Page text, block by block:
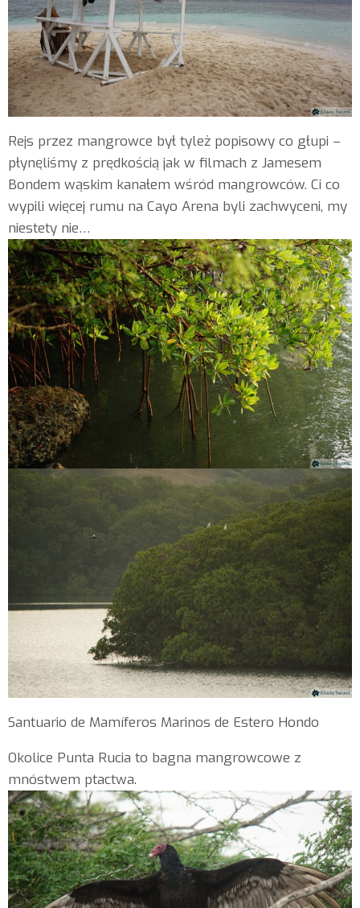
Rejs przez mangrowce był tyleż popisowy co głupi –
płynęliśmy z prędkością jak w filmach z Jamesem
Bondem wąskim kanałem wśród mangrowców. Ci co
wypili więcej rumu na Cayo Arena byli zachwyceni, my
niestety nie…
Santuario de Mamíferos Marinos de Estero Hondo
Okolice Punta Rucia to bagna mangrowcowe z
mnóstwem ptactwa.